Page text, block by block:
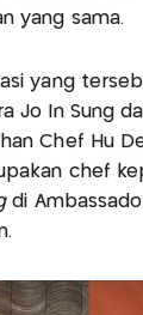
yang sama.
yang
Jo In Sung
Chef Hu
chef
di